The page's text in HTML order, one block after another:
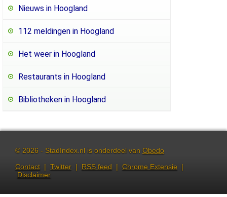
Nieuws in Hoogland
112 meldingen in Hoogland
Het weer in Hoogland
Restaurants in Hoogland
Bibliotheken in Hoogland
© 2026 - StadIndex.nl is onderdeel van Obedo
Contact | Twitter | RSS feed | Chrome Extensie |
Disclaimer